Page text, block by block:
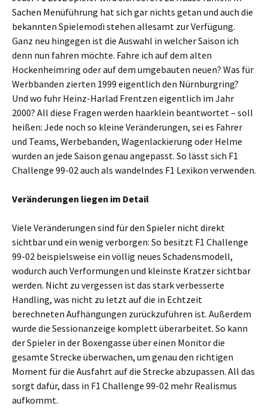
Sachen Menüführung hat sich gar nichts getan und auch die
bekannten Spielemodi stehen allesamt zur Verfügung.
Ganz neu hingegen ist die Auswahl in welcher Saison ich
denn nun fahren möchte. Fahre ich auf dem alten
Hockenheimring oder auf dem umgebauten neuen? Was für
Werbbanden zierten 1999 eigentlich den Nürnburgring?
Und wo fuhr Heinz-Harlad Frentzen eigentlich im Jahr
2000? All diese Fragen werden haarklein beantwortet – soll
heißen: Jede noch so kleine Veränderungen, sei es Fahrer
und Teams, Werbebanden, Wagenlackierung oder Helme
wurden an jede Saison genau angepasst. So lässt sich F1
Challenge 99-02 auch als wandelndes F1 Lexikon verwenden.
Veränderungen liegen im Detail
Viele Veränderungen sind für den Spieler nicht direkt
sichtbar und ein wenig verborgen: So besitzt F1 Challenge
99-02 beispielsweise ein völlig neues Schadensmodell,
wodurch auch Verformungen und kleinste Kratzer sichtbar
werden. Nicht zu vergessen ist das stark verbesserte
Handling, was nicht zu letzt auf die in Echtzeit
berechneten Aufhängungen zurückzuführen ist. Außerdem
wurde die Sessionanzeige komplett überarbeitet. So kann
der Spieler in der Boxengasse über einen Monitor die
gesamte Strecke überwachen, um genau den richtigen
Moment für die Ausfahrt auf die Strecke abzupassen. All das
sorgt dafür, dass in F1 Challenge 99-02 mehr Realismus
aufkommt.